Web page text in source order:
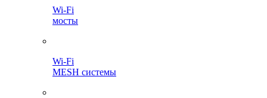
Wi-Fi
мосты
Wi-Fi
MESH системы